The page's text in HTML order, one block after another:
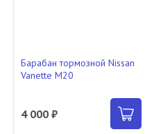
Барабан тормозной Nissan
Vanette M20
4 000 ₽